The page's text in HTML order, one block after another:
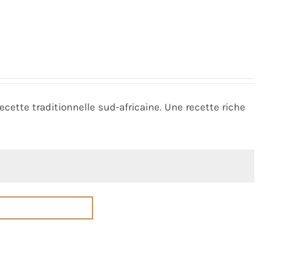
traditionnelle sud-africaine. Une recette riche